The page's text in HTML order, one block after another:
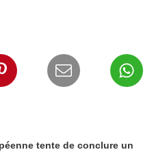
tente de conclure un